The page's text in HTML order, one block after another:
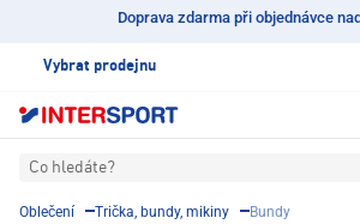
Doprava zdarma při objednávce
Vybrat prodejnu
Co hledáte?
Oblečení Trička, bundy, mikiny Bundy